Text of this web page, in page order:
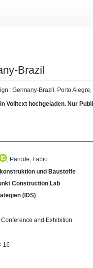
Brazil
: Germany-Brazil, Porto Alegre,
Volltext hochgeladen. Nur
; Parode, Fabio
und Baustoffe
Construction Lab
(IDS)
and Exhibition
16